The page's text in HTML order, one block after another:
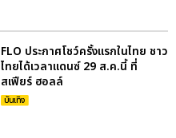
FLO ประกาศโชว์ครั้งแรกในไทย ชาว
ไทยได้เวลาแดนซ์ 29 ส.ค.นี้ ที่
สเฟียร์ ฮอลล์
บันเทิง